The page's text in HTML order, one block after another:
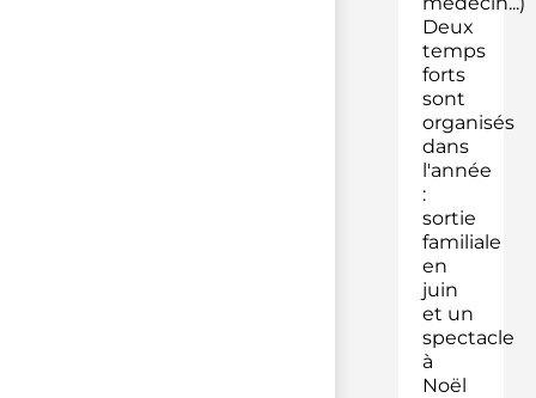
Deux
temps
forts
sont
organisés
dans
l'année
:
sortie
familiale
en
juin
et un
spectacle
à
Noël